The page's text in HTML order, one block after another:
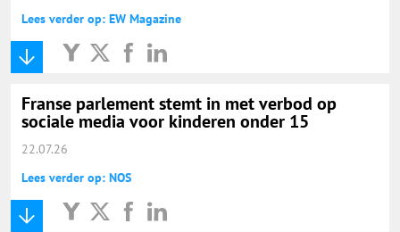
Lees verder op: EW Magazine
Franse parlement stemt in met verbod op
sociale media voor kinderen onder 15
22.07.26
Lees verder op: NOS